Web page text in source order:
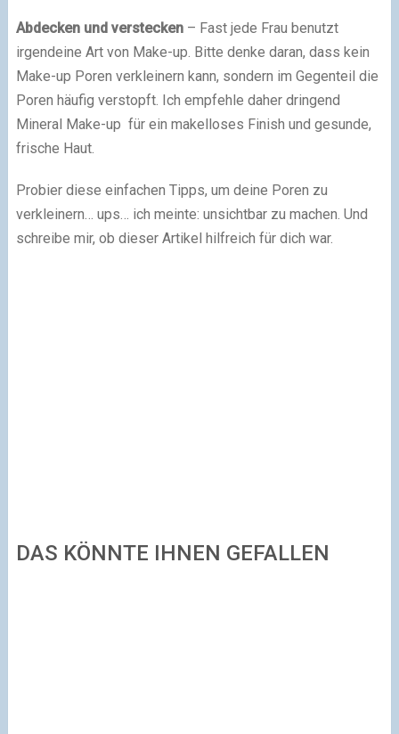
Abdecken und verstecken– Fast jede Frau benutzt
irgendeine Art von Make-up. Bitte denke daran, dass kein
Make-up Poren verkleinern kann, sondern im Gegenteil die
Poren häufig verstopft. Ich empfehle daher dringend
Mineral Make-up für ein makelloses Finish und gesunde,
frische Haut.
Probier diese einfachen Tipps, um deine Poren zu
verkleinern… ups… ich meinte: unsichtbar zu machen. Und
schreibe mir, ob dieser Artikel hilfreich für dich war.
DAS KÖNNTE IHNEN GEFALLEN